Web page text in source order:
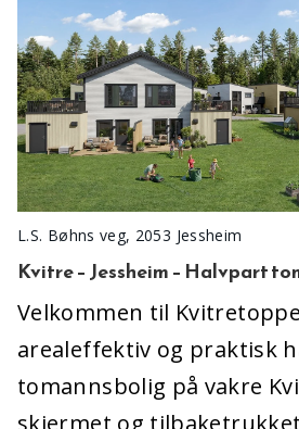
L.S. Bøhns veg, 2053 Jessheim
Kvitre – Jessheim – Halvpart
Velkommen til
arealeffektiv og praktisk
tomannsbolig på vakre
skjermet og